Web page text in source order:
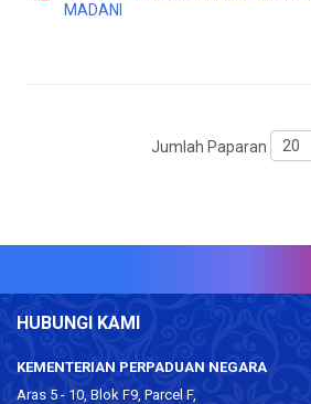
MADANI
Jumlah Paparan
HUBUNGI KAMI
KEMENTERIAN PERPADUAN NEGARA
Aras 5 - 10, Blok F9, Parcel F,